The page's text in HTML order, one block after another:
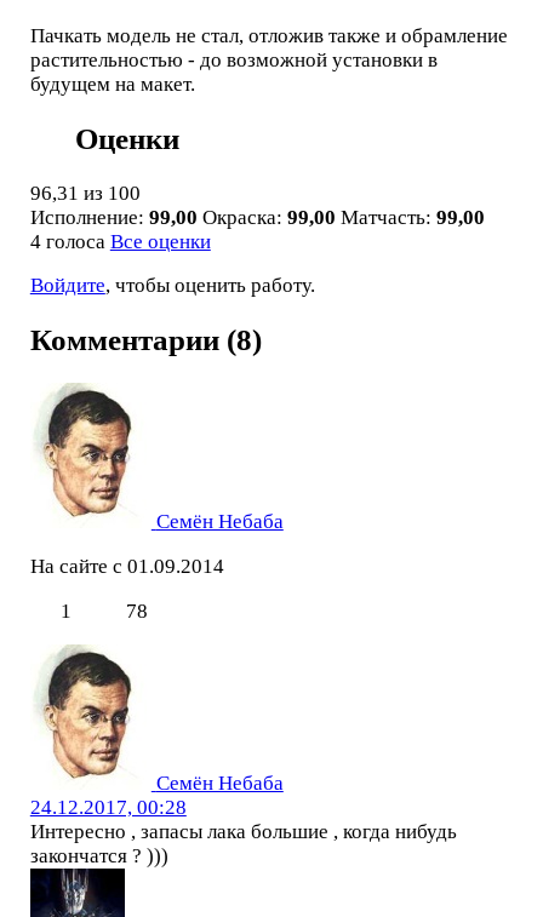
Пачкать модель не стал, отложив также и обрамление
растительностью - до возможной установки в
будущем на макет.
Оценки
96,31 из 100
Исполнение: 99,00 Окраска: 99,00 Матчасть: 99,00
4 голоса Все оценки
Войдите, чтобы оценить работу.
Комментарии (8)
Семён Небаба
На сайте с 01.09.2014
1
78
Семён Небаба
24.12.2017, 00:28
Интересно , запасы лака большие , когда нибудь
закончатся ? )))